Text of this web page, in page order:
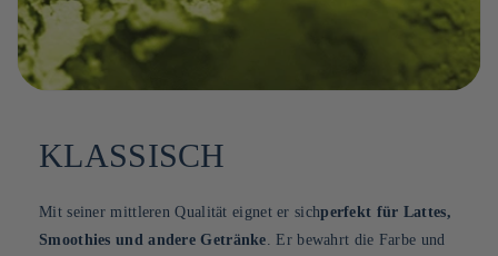
KLASSISCH
Mit seiner mittleren Qualität eignet er sichperfekt für Lattes,
Smoothies und andere Getränke. Er bewahrt die Farbe und